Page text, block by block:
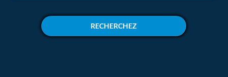
Accédez au site officiel